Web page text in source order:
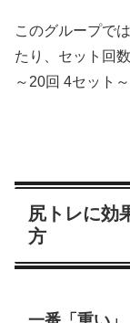
このグループで
たり、セット回
～20回 4セット～
尻トレに効
方